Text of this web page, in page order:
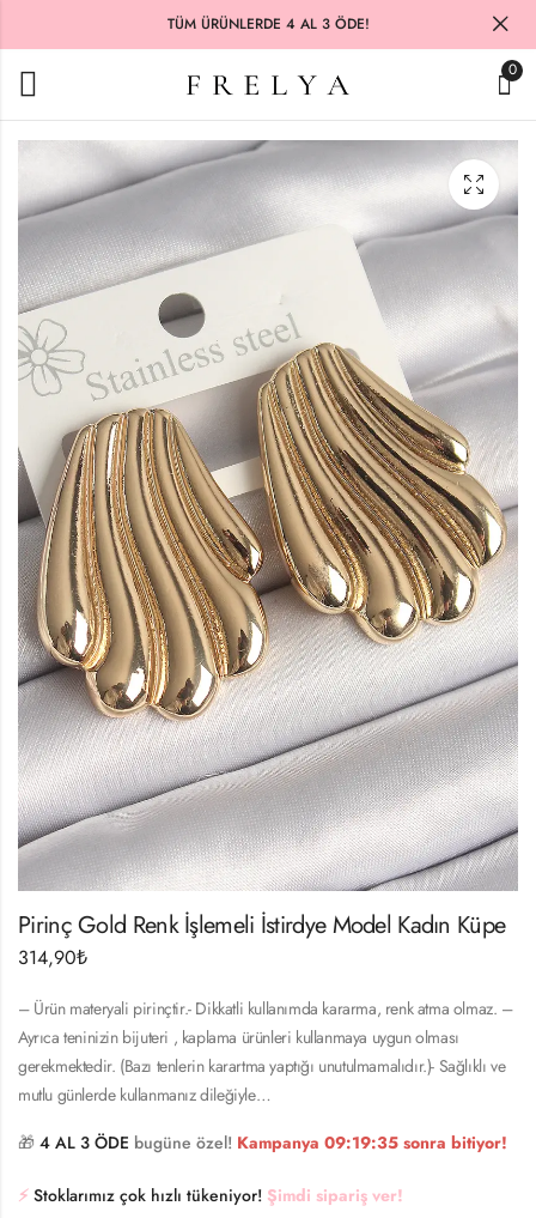
TÜM ÜRÜNLERDE 4 AL 3 ÖDE!
0
Pirinç Gold Renk İşlemeli İstirdye Model Kadın Küpe
314,90₺
– Ürün materyali pirinçtir.- Dikkatli kullanımda kararma, renk atma olmaz. –
Ayrıca teninizin bijuteri , kaplama ürünleri kullanmaya uygun olması
gerekmektedir. (Bazı tenlerin karartma yaptığı unutulmamalıdır.)- Sağlıklı ve
mutlu günlerde kullanmanız dileğiyle…
🎁 4 AL 3 ÖDE bugüne özel! Kampanya 09:19:35 sonra bitiyor!
⚡️ Stoklarımız çok hızlı tükeniyor! Şimdi sipariş ver!